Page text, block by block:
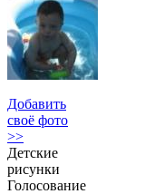
Добавить
своё фото
>>
Детские
рисунки
Голосование